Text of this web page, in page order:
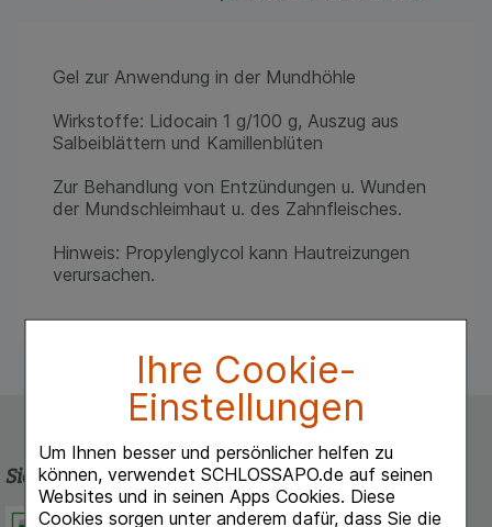
Ihre Cookie-
Einstellungen
Um Ihnen besser und persönlicher helfen zu
können, verwendet SCHLOSSAPO.de auf seinen
Websites und in seinen Apps Cookies. Diese
Cookies sorgen unter anderem dafür, dass Sie die
Gel zur Anwendung in der Mundhöhle
Wirkstoffe: Lidocain 1 g/100 g, Auszug aus
Salbeiblättern und Kamillenblüten
Zur Behandlung von Entzündungen u. Wunden
der Mundschleimhaut u. des Zahnfleisches.
Hinweis: Propylenglycol kann Hautreizungen
verursachen.
Sicherheit und Qualität
Schlossapo.de ist registriert beim